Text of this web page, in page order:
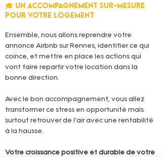
🎓 Un accompagnement sur-mesure
pour votre logement
Ensemble, nous allons reprendre votre
annonce Airbnb sur Rennes, identifier ce qui
coince, et mettre en place les actions qui
vont faire repartir votre location dans la
bonne direction.
Avec le bon accompagnement, vous allez
transformer ce stress en opportunité mais
surtout retrouver de l'air avec une rentabilité
à la hausse.
Votre croissance positive et durable de votre